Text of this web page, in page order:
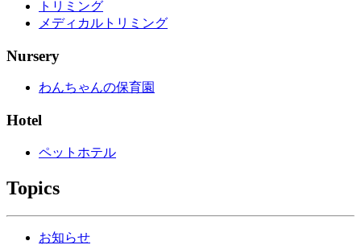
トリミング
メディカルトリミング
Nursery
わんちゃんの保育園
Hotel
ペットホテル
Topics
お知らせ